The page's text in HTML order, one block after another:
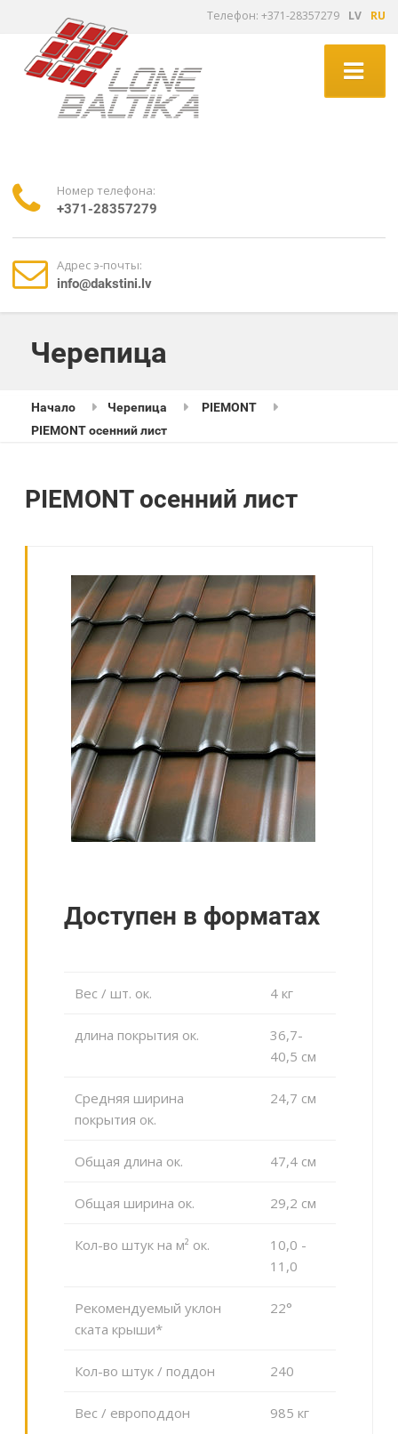
Tелефон: +371-28357279 LV RU
Номер телефона:
+371-28357279
Адрес э-почты:
info@dakstini.lv
Черепица
Начало Черепица
PIEMONT
PIEMONT осенний лист
PIEMONT осенний лист
Доступен в форматах
Вес / шт. ок. 4 кг
длина покрытия ок.
36,7-
40,5 cм
Средняя ширина
покрытия ок.
24,7 cм
Общая длина ок. 47,4 cм
Общая ширина ок. 29,2 cм
Кол-во штук на м² ок.
10,0 -
11,0
Рекомендуемый уклон
ската крыши*
22°
Кол-во штук / поддон 240
Вес / европоддон 985 кг